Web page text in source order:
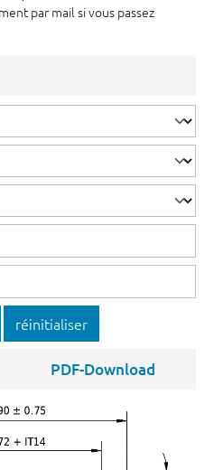
par mail si vous passez
réinitialiser
PDF-Download